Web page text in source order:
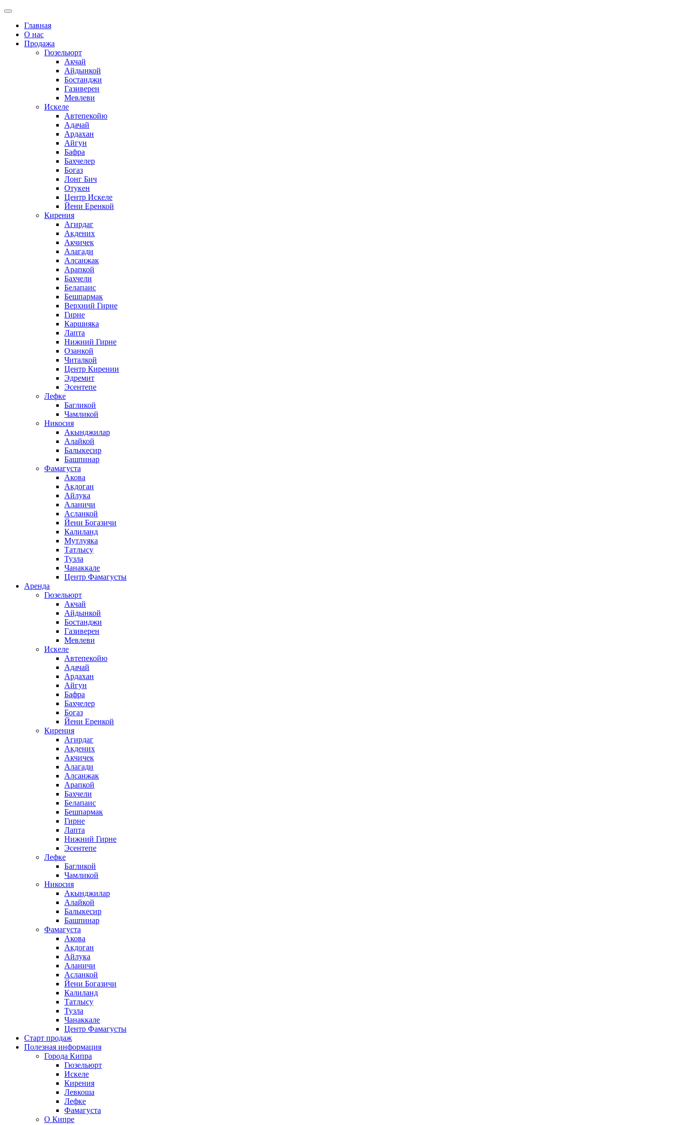
Главная
О нас
Продажа
Гюзельюрт
Акчай
Айдынкой
Бостанджи
Газиверен
Мевлеви
Искеле
Автепекойю
Адачай
Ардахан
Айгун
Бафра
Бахчелер
Богаз
Лонг Бич
Отукен
Центр Искеле
Йени Еренкой
Кирения
Агирдаг
Акдених
Акчичек
Алагади
Алсанжак
Арапкой
Бахчели
Белапаис
Бешпармак
Верхний Гирне
Гирне
Каршияка
Лапта
Нижний Гирне
Озанкой
Читалкой
Центр Кирении
Эдремит
Эсентепе
Лефке
Багликой
Чамликой
Никосия
Акынджилар
Алайкой
Балыкесир
Башпинар
Фамагуста
Акова
Акдоган
Айлука
Аланичи
Асланкой
Йени Богазичи
Калиланд
Мутлуяка
Татлысу
Тузла
Чанаккале
Центр Фамагусты
Аренда
Гюзельюрт
Акчай
Айдынкой
Бостанджи
Газиверен
Мевлеви
Искеле
Автепекойю
Адачай
Ардахан
Айгун
Бафра
Бахчелер
Богаз
Йени Еренкой
Кирения
Агирдаг
Акдених
Акчичек
Алагади
Алсанжак
Арапкой
Бахчели
Белапаис
Бешпармак
Гирне
Лапта
Нижний Гирне
Эсентепе
Лефке
Багликой
Чамликой
Никосия
Акынджилар
Алайкой
Балыкесир
Башпинар
Фамагуста
Акова
Акдоган
Айлука
Аланичи
Асланкой
Йени Богазичи
Калиланд
Татлысу
Тузла
Чанаккале
Центр Фамагусты
Старт продаж
Полезная информация
Города Кипра
Гюзельюрт
Искеле
Кирения
Левкоша
Лефке
Фамагуста
О Кипре